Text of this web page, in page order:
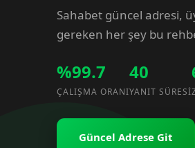
Sahabet güncel adresi,
gereken her şey bu
%99.7
ÇALIŞMA ORANI
40
YANIT SÜRESI
Güncel Adrese Git